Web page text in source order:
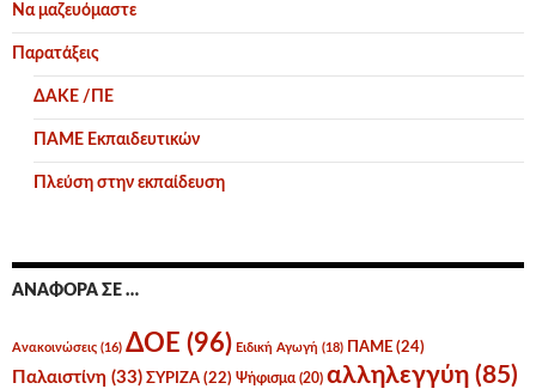
Να μαζευόμαστε
Παρατάξεις
ΔΑΚΕ /ΠΕ
ΠΑΜΕ Εκπαιδευτικών
Πλεύση στην εκπαίδευση
ΑΝΑΦΟΡΆ ΣΕ …
Ανακοινώσεις (16) ΔΟΕ (96) Ειδική Αγωγή (18) ΠΑΜΕ (24)
Παλαιστίνη (33) ΣΥΡΙΖΑ (22) Ψήφισμα (20) αλληλεγγύη (85)